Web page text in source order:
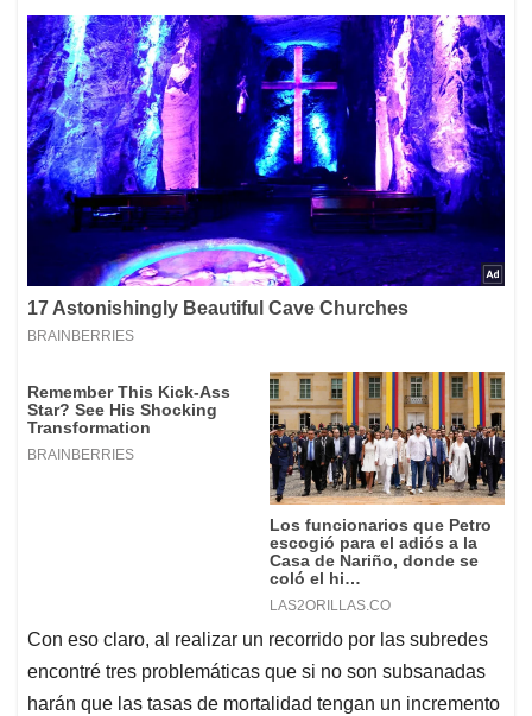
Con eso claro, al realizar un recorrido por las subredes
encontré tres problemáticas que si no son subsanadas
harán que las tasas de mortalidad tengan un incremento